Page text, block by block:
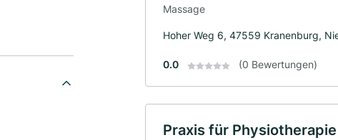
Massage
Hoher Weg 6, 47559 Kranenburg,
0.0 (0 Bewertungen)
Praxis für